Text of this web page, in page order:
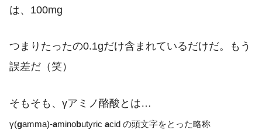
は、100mg
つまりたったの0.1gだけ含まれているだけだ。もう
誤差だ（笑）
そもそも、γアミノ酪酸とは…
γ(gamma)-aminobutyric acid の頭文字をとった略称